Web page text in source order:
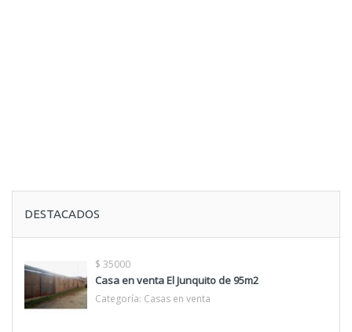
DESTACADOS
$ 35000
Casa en venta El Junquito de 95m2
Categoría: Casas en venta